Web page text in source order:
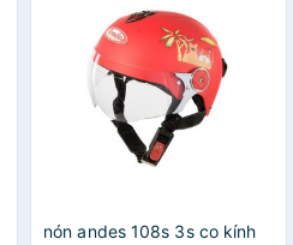
nón andes 108s 3s co kính